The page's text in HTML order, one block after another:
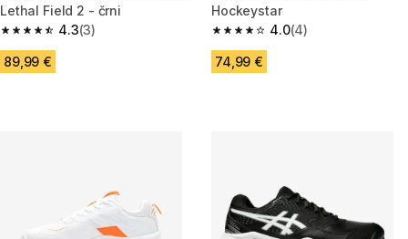
Lethal Field 2 - črni
4.3
4.3 od 5 zvezdic from 3 ocene
(3)
89,99 €
Hockeystar
4.0
4.0 od 5 zvezdic from 4 ocene
(4)
74,99 €